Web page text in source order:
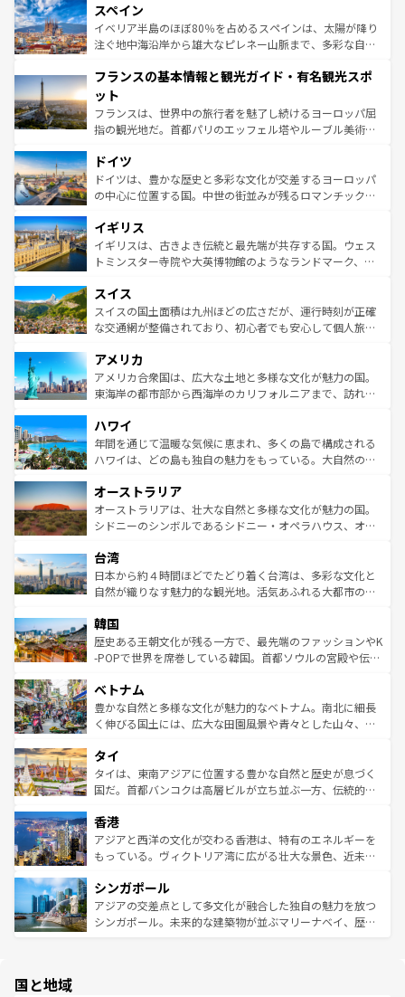
ろん、トスカーナの美しい田園風景やアマルフィ海岸の絶
景など、自然景観も見逃せない。観光の合間には、本場の
ピザやパスタなど、絶品のイタリア料理を堪能することも
ませてくれるイタリアで、忘れられない旅をしてみよう！
なお、新着のイタリア情報は
しい。
スペイン
イベリア半島のほぼ80％を占めるスペインは、太陽が降り
注ぐ地中海沿岸から雄大なピレネー山脈まで、多彩な自然
文化が根付くこの国では、情熱的なフラメンコ、熱気あふ
れる闘牛、そして美味しいタパスが生活の一部となってい
る。首都マドリードの洗練された雰囲気や、バルセロナの
アートに溢れた街角から、地方では古代ローマ遺跡や中世
せる。地方によって風土や気候が異なるスペインはその個
性で訪れる人を魅了する。 なお、新着のスペイン情報は コ
ンテンツ一覧を参照してほしい。
フランスの基本情報と観光ガイド・有名観光スポ
ット
フランスは、世界中の旅行者を魅了し続けるヨーロッパ屈
指の観光地だ。首都パリのエッフェル塔やルーブル美術館
で、幅広い魅力が詰まっている。華麗な宮殿、歴史的な大
聖堂、美しいビーチ、そして豊かな自然が、訪れる者を心
から魅了する。また、フランスは美食の国としても知ら
いる。シャンパンの発祥地であるランス、プロヴァンスの
香り高いラベンダー畑など、多彩な楽しみ方が可能だ。さ
らに、パリ以外の地域にも魅力が溢れており、どの街角に
れる地方に足を運ぶとそれぞれで全く異なる文化を体験で
きるだろう。 なお、新着のフランス情報はコンテンツ一覧
を参照してほしい。
ドイツ
ドイツは、豊かな歴史と多彩な文化が交差するヨーロッパ
の中心に位置する国。中世の街並みが残るロマンチック街
顔を持つこの国は、どこを歩いても飽きることがない。ベ
ルリンの文化的活気、バイエルン州のアルプスの絶景、そ
してライン川沿いのワイン畑といった風景は必見。ビール
は、お酒好きな人にはぜひ体験してほしい。 なお、新着の
ドイツ情報はコンテンツ一覧を参照してほしい。
イギリス
イギリスは、古きよき伝統と最先端が共存する国。ウェス
トミンスター寺院や大英博物館のようなランドマーク、歴
リアごとに異なる魅力がある。また、優雅なアフタヌーン
ティー、ビール好きにはたまらない英国パブ、サッカー観
戦など、本場だからこそできる体験も豊富。イギリスを旅
ンツ一覧を参照してほしい。
スイス
スイスの国土面積は九州ほどの広さだが、運行時刻が正確
な交通網が整備されており、初心者でも安心して個人旅行
の建物がそのまま残る町や、スイスならではのユニークな
博物館もあり、アルプス観光だけでなく町歩きも満喫する
ことができる。国民の所得が高いため物価も高いが、旅行
ば市内交通費無料で観光を楽しむこともできる。 なお、新
着のスイス情報はコンテンツ一覧 を参照してほしい。
アメリカ
アメリカ合衆国は、広大な土地と多様な文化が魅力の国。
東海岸の都市部から西海岸のカリフォルニアまで、訪れる
のような巨大都市は、観光、ショッピング、エンターテイ
ンメントが詰まった刺激的なスポットだ。一方、アメリカ
西部には大自然が広がり、グランドキャニオンやイエロー
部のニューオーリンズでは、音楽と美食が融合した独特の
文化が魅力。旅行者はアメリカの各地域で異なる魅力を楽
しみながら、その多様性と豊かな歴史を感じることができ
ならではの贅沢な旅のスタイルだ。 なお、新着のアメリカ
情報はコンテンツ一覧を参照してほしい。
ハワイ
年間を通じて温暖な気候に恵まれ、多くの島で構成される
ハワイは、どの島も独自の魅力をもっている。大自然の神
ワイ島は見逃せない。また、定番の観光地といえばオアフ
島だが、静かな自然を求めるならマウイ島やカウアイ島が
おすすめ。エメラルドグリーンに輝く海をはじめ、豊かな
れるおもてなしの心で訪れる人々を迎えてくれるハワイの
人々、おいしいローカルフードやハワイアンミュージッ
ク、伝統的なフラダンスなど、すべてがハワイの魅力を彩
ワイを、存分に味わってほしい。 なお、新着のハワイ情報
はコンテンツ一覧を参照してほしい。
オーストラリア
オーストラリアは、壮大な自然と多様な文化が魅力の国。
シドニーのシンボルであるシドニー・オペラハウス、オー
リアリーフや大陸中央部にそびえるウルル（エアーズロッ
ク）、タスマニアの美しい原生林やケアンズの熱帯雨林な
ど、見どころがたくさん。また、カフェやワイン、オージ
いる。アクティビティも充実しており、サーフィンやダイ
ビング、ハイキングなど、アウトドア好きにはたまらな
い。オーストラリアの多彩な魅力を存分に味わいつくそ
参照してほしい。
台湾
日本から約４時間ほどでたどり着く台湾は、多彩な文化と
自然が織りなす魅力的な観光地。活気あふれる大都市の台
ン）、静ひつな山岳地帯である台湾東部など、都市の喧騒
と山間の静けさが共存しており、訪れる人に新しい発見と
驚きをもたらしてくれる。また、奥深い台湾の食文化も魅
容にもいいと評判のスイーツなど、バラエティ豊かな料理
が味わえる。 なお、新着の台湾情報は コンテンツ一覧を参
照してほしい。
韓国
歴史ある王朝文化が残る一方で、最先端のファッションやK
-POPで世界を席巻している韓国。首都ソウルの宮殿や伝統
き、地方に足を延ばせば四季折々の自然美を楽しむことが
できる。そして、キムチや焼肉、絶品のストリートフード
まで、さまざまな韓国料理が待っている。夜には、韓国な
リティに包まれながら、韓国の多彩な魅力を心ゆくまで味
わってみてほしい。 なお、新着の韓国情報はコンテンツ一
覧を参照してほしい。
ベトナム
豊かな自然と多様な文化が魅力的なベトナム。南北に細長
く伸びる国土には、広大な田園風景や青々とした山々、世
急速な発展と共に伝統が息づく。ハノイの古い町並みやホ
ーチミン市のフランス統治時代の建物も、独特の雰囲気を
醸し出している。また、バラエティの豊かさとおいしさで
とつ。フォーやバインミー、ベトナムコーヒーなどは、ぜ
ひ現地で味わいたい。どの地域を訪れてもあたたかい人々
が旅行者を迎えてくれるので、きっと忘れられない旅にな
参照してほしい。
タイ
タイは、東南アジアに位置する豊かな自然と歴史が息づく
国だ。首都バンコクは高層ビルが立ち並ぶ一方、伝統的な
の活気が交差している。北部ではチェンマイなどの山岳地
帯で自然と触れ合い、南部ではプーケットやクラビの美し
いビーチでリゾート気分を楽しむことができる。タイ料理
激する。気候は一年中温暖で、どの季節にも異なる楽しみ
が待っている。親しみやすいタイの人々、仏教を中心とし
た文化、そして多様な観光資源が、訪れる旅人を魅了し続
香港
アジアと西洋の文化が交わる香港は、特有のエネルギーを
もっている。ヴィクトリア湾に広がる壮大な景色、近未来
み、どこを訪れても感動するはず。観光スポットが密集し
ており、効率よく見どころを回れるのも魅力。息をのむよ
うな絶景から文化的な体験まで、香港を存分に楽しみ尽く
シンガポール
アジアの交差点として多文化が融合した独自の魅力を放つ
シンガポール。未来的な建築物が並ぶマリーナベイ、歴史
国と地域